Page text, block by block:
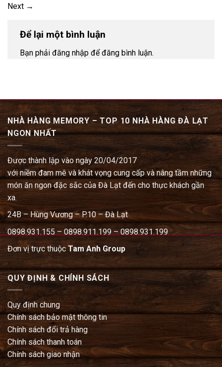
Next →
Để lại một bình luận
Bạn phải đăng nhập để đăng bình luận.
NHÀ HÀNG MEMORY – TOP 10 NHÀ HÀNG ĐÀ LẠT
NGON NHẤT
Được thành lập vào ngày 20/04/2017
với niềm đam mê và khát vọng cung cấp và nâng tầm những
món ăn ngon đặc sắc của Đà Lạt đến cho thực khách gần
xa.
24B – Hùng Vương – P.10 – Đà Lạt
0898.931.155 – 0898.911.199 – 0898.931.199
Đơn vị trực thuộcTam Anh Group
QUY ĐỊNH & CHÍNH SÁCH
Quy định chung
Chính sách bảo mật thông tin
Chính sách đổi trả hàng
Chính sách thanh toán
Chính sách giao nhận